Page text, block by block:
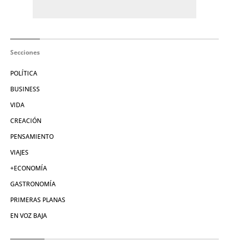
Secciones
POLÍTICA
BUSINESS
VIDA
CREACIÓN
PENSAMIENTO
VIAJES
+ECONOMÍA
GASTRONOMÍA
PRIMERAS PLANAS
EN VOZ BAJA